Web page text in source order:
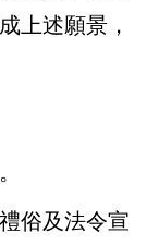
上述願景，
俗及法令宣